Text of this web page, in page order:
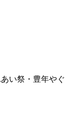
い祭・豊年やぐ